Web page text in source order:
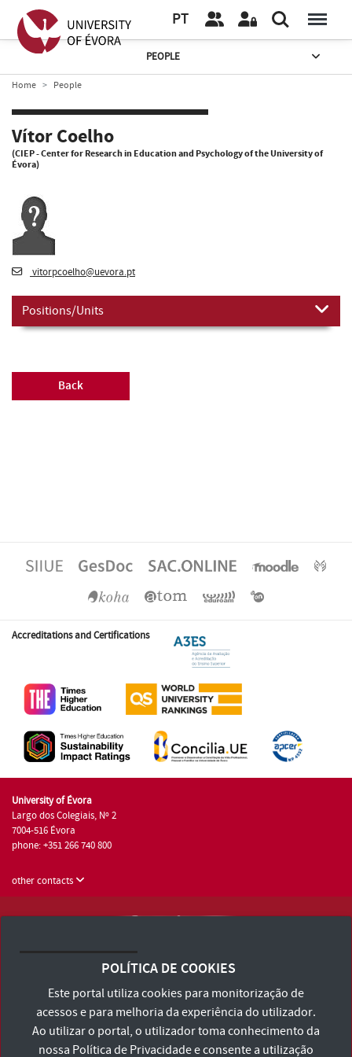
PT
PEOPLE
Home People
Vítor Coelho
(CIEP - Center for Research in Education and Psychology of the University of
Évora)
vitorpcoelho@uevora.pt
Positions/Units
Back
Accreditations and Certifications
University of Évora
Largo dos Colegiais, Nº 2
7004-516 Évora
phone: +351 266 740 800
other contacts
Terms and Conditions and Privacy Policy
Accessibility Statement
POLÍTICA DE COOKIES
Este portal utiliza cookies para monitorização de
acessos e para melhoria da experiência do utilizador.
Ao utilizar o portal, o utilizador toma conhecimento da
nossa Política de Privacidadee consente a utilização